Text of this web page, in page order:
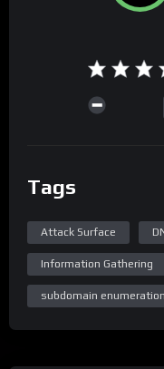
Tags
Attack Surface
Information Gathering
subdomain enumeration